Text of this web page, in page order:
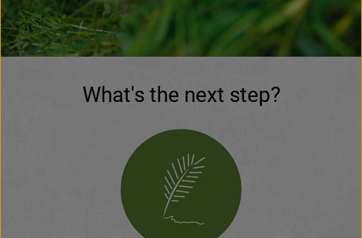
Baked goods
Natural products
Beverages
Vouchers & Gift Ideas
What's the next step?